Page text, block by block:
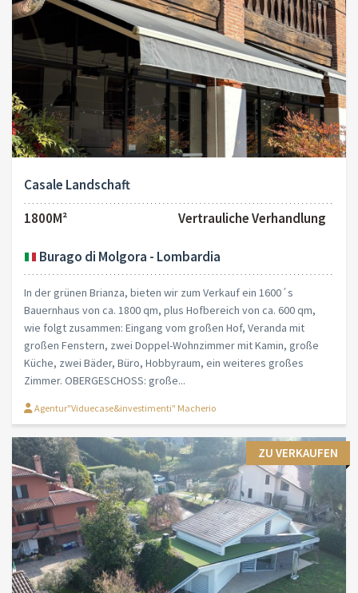
Casale Landschaft
1800M²
Vertrauliche Verhandlung
Burago di Molgora - Lombardia
In der grünen Brianza, bieten wir zum Verkauf ein 1600´s
Bauernhaus von ca. 1800 qm, plus Hofbereich von ca. 600 qm,
wie folgt zusammen: Eingang vom großen Hof, Veranda mit
großen Fenstern, zwei Doppel-Wohnzimmer mit Kamin, große
Küche, zwei Bäder, Büro, Hobbyraum, ein weiteres großes
Zimmer. OBERGESCHOSS: große...
Agentur"Viduecase&investimenti" Macherio
ZU VERKAUFEN